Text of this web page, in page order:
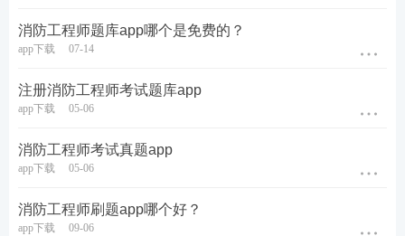
NO.3消防干货笔记 （233网校APP独享）
分享后即可免费阅读一级消防工程师全部干货笔记，
方便你利用碎片时间翻一翻，看一看。都是233网校
藏下来吧。
消防工程师题库app哪个是免费的？
app下载 07-14
注册消防工程师考试题库app
app下载 05-06
消防工程师考试真题app
app下载 05-06
消防工程师刷题app哪个好？
app下载 09-06